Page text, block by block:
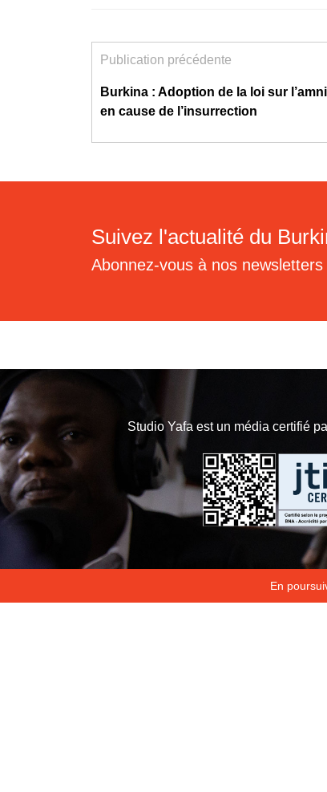
En
Publication précédente
Burkina : Adoption de la loi sur
en cause de l’insurrection
Suivez l'actualité du
Abonnez-vous à nos
Studio Yafa est un média certifié